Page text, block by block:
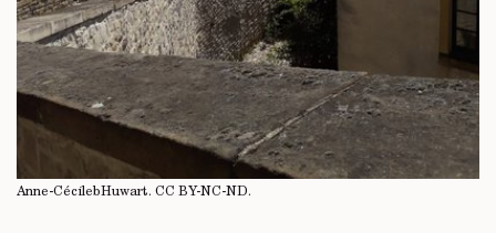
Anne-CécilebHuwart. CC BY-NC-ND.